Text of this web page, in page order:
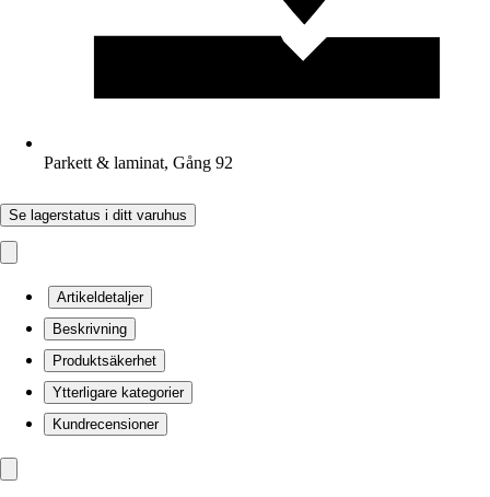
Parkett & laminat, Gång 92
Se lagerstatus i ditt varuhus
Artikeldetaljer
Beskrivning
Produktsäkerhet
Ytterligare kategorier
Kundrecensioner